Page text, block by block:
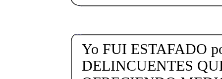
Yo FUI ESTAFADO
DELINCUENTES